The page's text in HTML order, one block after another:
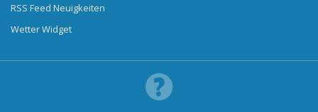
RSS Feed Neuigkeiten
Wetter Widget